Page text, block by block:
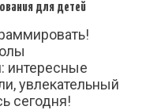
для детей
интересные
увлекательный
сегодня!